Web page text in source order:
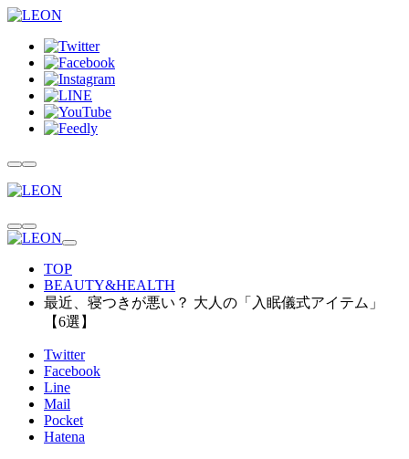
TOP
BEAUTY&HEALTH
最近、寝つきが悪い？ 大人の「入眠儀式アイテム」
【6選】
Twitter
Facebook
Line
Mail
Pocket
Hatena